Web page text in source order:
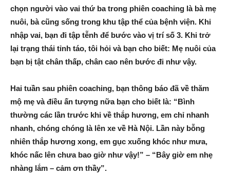
chọn người vào vai thứ ba trong phiên coaching là bà mẹ
nuôi, bà cũng sống trong khu tập thể của bệnh viện. Khi
nhập vai, bạn đi tập tễnh để bước vào vị trí số 3. Khi trở
lại trạng thái tỉnh táo, tôi hỏi và bạn cho biết: Mẹ nuôi của
bạn bị tật chân thấp, chân cao nên bước đi như vậy.
Hai tuần sau phiên coaching, bạn thông báo đã về thăm
mộ mẹ và điều ấn tượng nữa bạn cho biết là: “Bình
thường các lần trước khi về thắp hương, em chỉ nhanh
nhanh, chóng chóng là lên xe về Hà Nội. Lần này bỗng
nhiên thắp hương xong, em gục xuống khóc như mưa,
khóc nấc lên chưa bao giờ như vậy!” – “Bây giờ em nhẹ
nhàng lắm – cảm ơn thầy”.